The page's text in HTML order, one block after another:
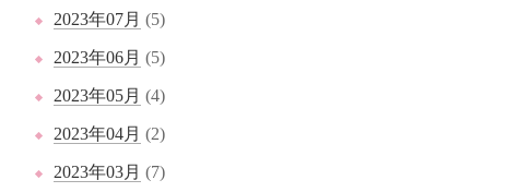
2023年07月 (5)
2023年06月 (5)
2023年05月 (4)
2023年04月 (2)
2023年03月 (7)